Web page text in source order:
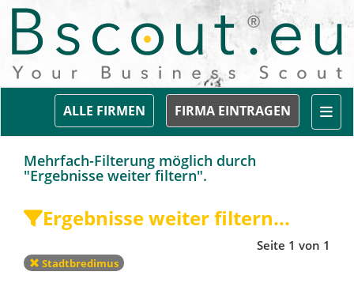
FIRMA EINTRAGEN
ALLE FIRMEN
Mehrfach-Filterung möglich durch
"Ergebnisse weiter filtern".
Ergebnisse weiter filtern...
Seite 1 von 1
Stadtbredimus